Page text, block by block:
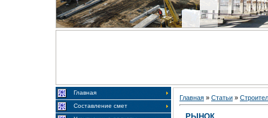
Главная
Составление смет
Главная » Статьи »